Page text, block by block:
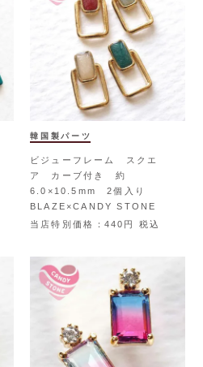
韓国製パーツ
ビジューフレーム スクエ
ア カーブ付き 約
6.0×10.5mm 2個入り
BLAZE×CANDY STONE
当店特別価格
440 税込